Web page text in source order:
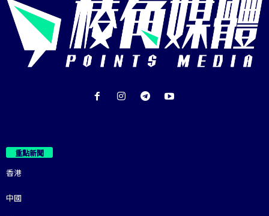
重點新聞
香港
中國